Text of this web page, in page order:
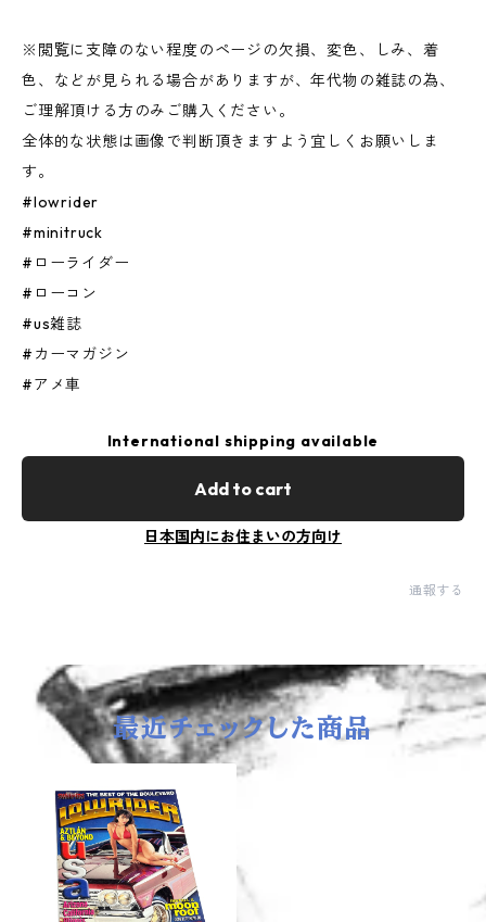
※閲覧に支障のない程度のページの欠損、変色、しみ、着
色、などが見られる場合がありますが、年代物の雑誌の為、
ご理解頂ける方のみご購入ください。
全体的な状態は画像で判断頂きますよう宜しくお願いしま
す。
#lowrider
#minitruck
#ローライダー
#ローコン
#us雑誌
#カーマガジン
#アメ車
International shipping available
Add to cart
日本国内にお住まいの方向け
通報する
最近チェックした商品